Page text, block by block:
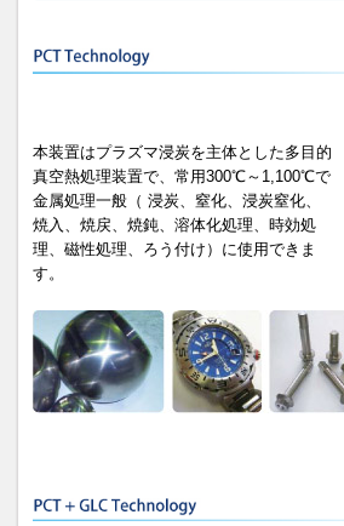
本装置はプラズマ浸炭を主体とした多目的
真空熱処理装置で、常用300℃～1,100℃で
金属処理一般（ 浸炭、窒化、浸炭窒化、
焼入、焼戻、焼鈍、溶体化処理、時効処
理、磁性処理、ろう付け）に使用できま
す。